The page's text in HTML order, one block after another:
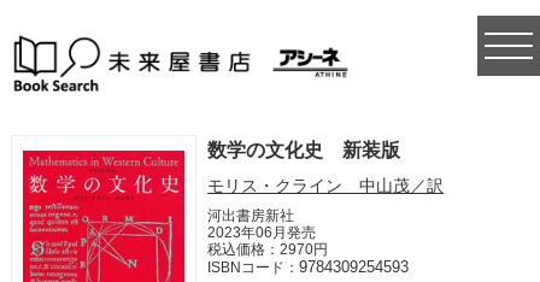
数学の文化史 新装版
モリス・クライン 中山茂／訳
河出書房新社
2023年06月発売
税込価格：2970円
ISBNコード：9784309254593